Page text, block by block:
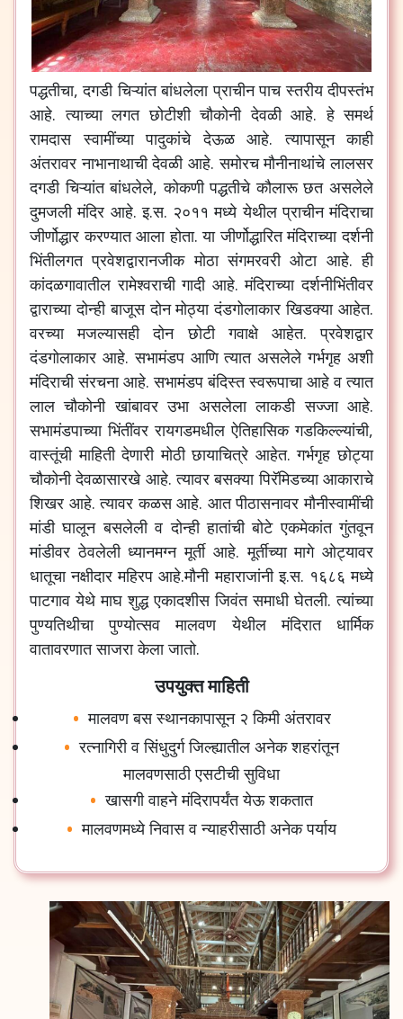
पद्धतीचा, दगडी चिऱ्यांत बांधलेला प्राचीन पाच स्तरीय दीपस्तंभ
आहे. त्याच्या लगत छोटीशी चौकोनी देवळी आहे. हे समर्थ
रामदास स्वामींच्या पादुकांचे देऊळ आहे. त्यापासून काही
अंतरावर नाभानाथाची देवळी आहे. समोरच मौनीनाथांचे लालसर
दगडी चिऱ्यांत बांधलेले, कोकणी पद्धतीचे कौलारू छत असलेले
दुमजली मंदिर आहे. इ.स. २०११ मध्ये येथील प्राचीन मंदिराचा
जीर्णोद्धार करण्यात आला होता. या जीर्णोद्धारित मंदिराच्या दर्शनी
भिंतीलगत प्रवेशद्वारानजीक मोठा संगमरवरी ओटा आहे. ही
कांदळगावातील रामेश्वराची गादी आहे. मंदिराच्या दर्शनीभिंतीवर
द्वाराच्या दोन्ही बाजूस दोन मोठ्या दंडगोलाकार खिडक्या आहेत.
वरच्या मजल्यासही दोन छोटी गवाक्षे आहेत. प्रवेशद्वार
दंडगोलाकार आहे. सभामंडप आणि त्यात असलेले गर्भगृह अशी
मंदिराची संरचना आहे. सभामंडप बंदिस्त स्वरूपाचा आहे व त्यात
लाल चौकोनी खांबावर उभा असलेला लाकडी सज्जा आहे.
सभामंडपाच्या भिंतींवर रायगडमधील ऐतिहासिक गडकिल्ल्यांची,
वास्तूंची माहिती देणारी मोठी छायाचित्रे आहेत. गर्भगृह छोट्या
चौकोनी देवळासारखे आहे. त्यावर बसक्या पिरॅमिडच्या आकाराचे
शिखर आहे. त्यावर कळस आहे. आत पीठासनावर मौनीस्वामींची
मांडी घालून बसलेली व दोन्ही हातांची बोटे एकमेकांत गुंतवून
मांडीवर ठेवलेली ध्यानमग्न मूर्ती आहे. मूर्तीच्या मागे ओट्यावर
धातूचा नक्षीदार महिरप आहे.मौनी महाराजांनी इ.स. १६८६ मध्ये
पाटगाव येथे माघ शुद्ध एकादशीस जिवंत समाधी घेतली. त्यांच्या
पुण्यतिथीचा पुण्योत्सव मालवण येथील मंदिरात धार्मिक
वातावरणात साजरा केला जातो.
उपयुक्त माहिती
मालवण बस स्थानकापासून २ किमी अंतरावर
रत्नागिरी व सिंधुदुर्ग जिल्ह्यातील अनेक शहरांतून
मालवणसाठी एसटीची सुविधा
खासगी वाहने मंदिरापर्यंत येऊ शकतात
मालवणमध्ये निवास व न्याहरीसाठी अनेक पर्याय